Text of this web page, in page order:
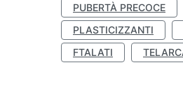
PUBERTÀ PRECOCE
PLASTICIZZANTI
FTALATI